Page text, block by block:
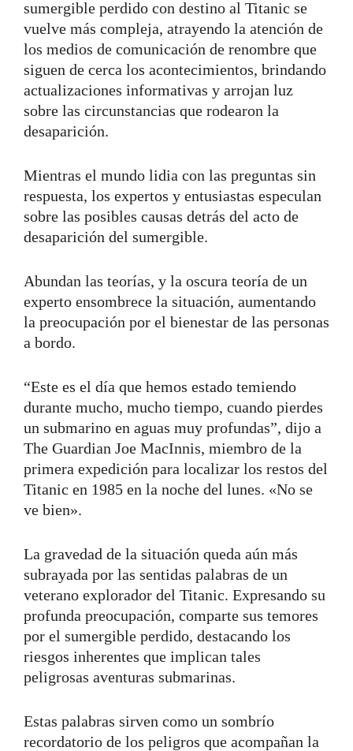
sumergible perdido con destino al Titanic se
vuelve más compleja, atrayendo la atención de
los medios de comunicación de renombre que
siguen de cerca los acontecimientos, brindando
actualizaciones informativas y arrojan luz
sobre las circunstancias que rodearon la
desaparición.
Mientras el mundo lidia con las preguntas sin
respuesta, los expertos y entusiastas especulan
sobre las posibles causas detrás del acto de
desaparición del sumergible.
Abundan las teorías, y la oscura teoría de un
experto ensombrece la situación, aumentando
la preocupación por el bienestar de las personas
a bordo.
“Este es el día que hemos estado temiendo
durante mucho, mucho tiempo, cuando pierdes
un submarino en aguas muy profundas”, dijo a
The Guardian Joe MacInnis, miembro de la
primera expedición para localizar los restos del
Titanic en 1985 en la noche del lunes. «No se
ve bien».
La gravedad de la situación queda aún más
subrayada por las sentidas palabras de un
veterano explorador del Titanic. Expresando su
profunda preocupación, comparte sus temores
por el sumergible perdido, destacando los
riesgos inherentes que implican tales
peligrosas aventuras submarinas.
Estas palabras sirven como un sombrío
recordatorio de los peligros que acompañan la